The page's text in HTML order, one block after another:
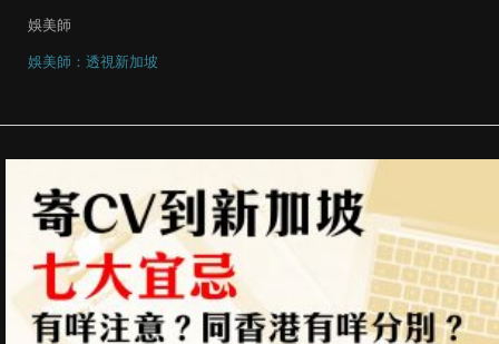
娛美師
娛美師：透視新加坡